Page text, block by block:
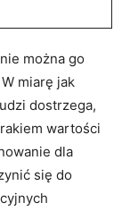
można go
miarę‌ jak
dostrzega,
wartości
‌dla
się do